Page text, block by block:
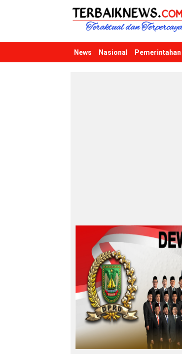
Terbaiknews
Teraktual dan Terpercaya
News Nasional Pemerintahan